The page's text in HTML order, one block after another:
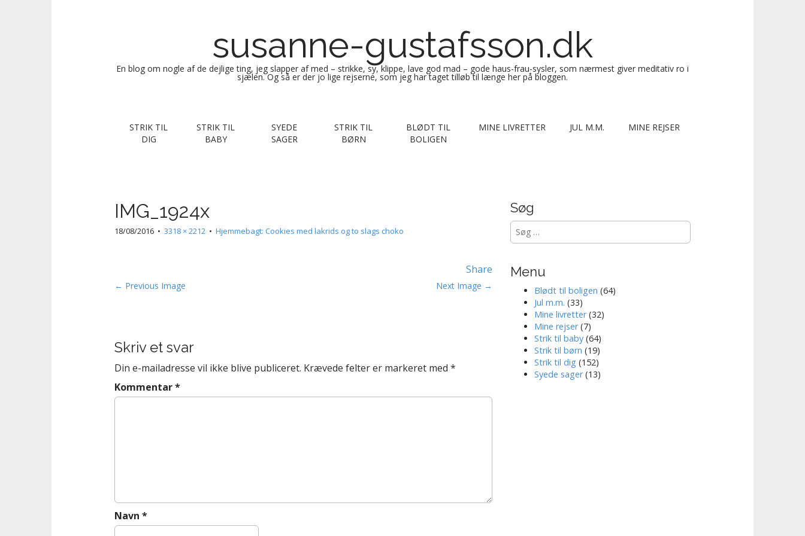
susanne-gustafsson.dk
En blog om nogle af de dejlige ting, jeg slapper af med – strikke, sy, klippe, lave god mad – gode haus-frau-sysler, som nærmest giver meditativ ro i
sjælen. Og så er der jo lige rejserne, som jeg har taget tilløb til længe her på bloggen.
e
n
u
c
o
n
STRIK TIL
DIG
STRIK TIL
BABY
SYEDE
SAGER
STRIK TIL
BØRN
BLØDT TIL
BOLIGEN
MINE LIVRETTER JUL M.M. MINE REJSER
IMG_1924x
18/08/2016 • 3318 × 2212 • Hjemmebagt: Cookies med lakrids og to slags choko
Share
P
n
a
v
i
← Previous Image Next Image →
Skriv et svar
Din e-mailadresse vil ikke blive publiceret. Krævede felter er markeret med *
Kommentar*
Navn *
Søg
Søg
efter:
Menu
Blødt til boligen (64)
Jul m.m. (33)
Mine livretter(32)
Mine rejser(7)
Strik til baby (64)
Strik til børn (19)
Strik til dig (152)
Syede sager(13)